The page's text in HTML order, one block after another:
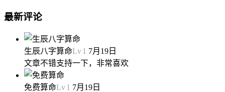
最新评论
生辰八字算命Lv1 7月19日
文章不错支持一下，非常喜欢
免费算命Lv1 7月19日